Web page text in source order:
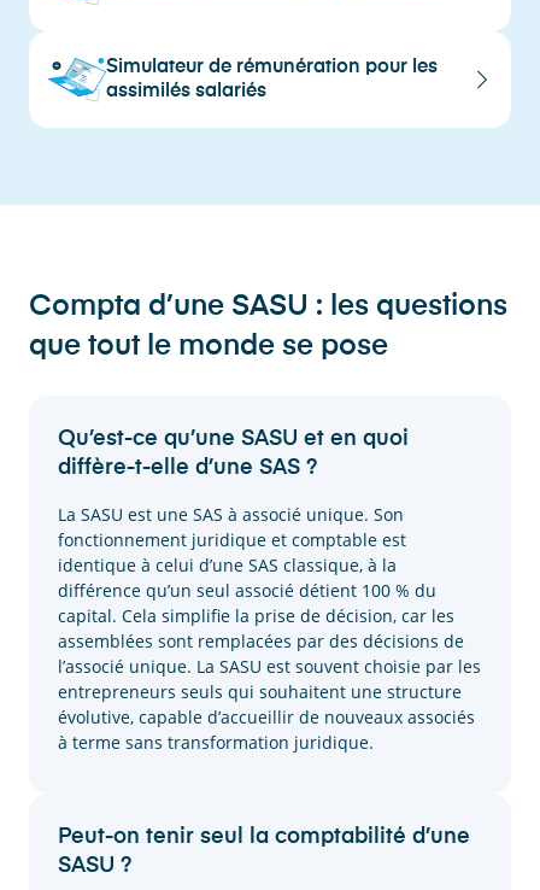
Simulateur de rémunération pour les
assimilés salariés
Compta d’une SASU : les questions
que tout le monde se pose
Qu’est-ce qu’une SASU et en quoi
diffère-t-elle d’une SAS ?
La SASU est une SAS à associé unique. Son
fonctionnement juridique et comptable est
identique à celui d’une SAS classique, à la
différence qu’un seul associé détient 100 % du
capital. Cela simplifie la prise de décision, car les
assemblées sont remplacées par des décisions de
l’associé unique. La SASU est souvent choisie par les
entrepreneurs seuls qui souhaitent une structure
évolutive, capable d’accueillir de nouveaux associés
à terme sans transformation juridique.
Peut-on tenir seul la comptabilité d’une
SASU ?